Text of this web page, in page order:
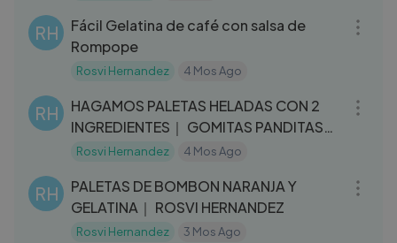
RH
Fácil Gelatina de café con salsa de
Rompope
Rosvi Hernandez 4 Mos Ago
RH
HAGAMOS PALETAS HELADAS CON 2
INGREDIENTES｜ GOMITAS PANDITAS｜
ROSVI HERNANDEZ
Rosvi Hernandez 4 Mos Ago
RH
PALETAS DE BOMBON NARANJA Y
GELATINA｜ ROSVI HERNANDEZ
Rosvi Hernandez 3 Mos Ago